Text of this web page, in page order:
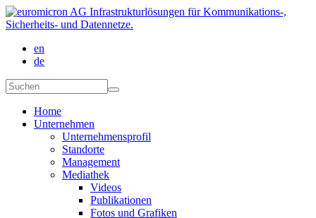
Direkt zum Inhalt
en
de
Home
Unternehmen
Unternehmensprofil
Standorte
Management
Mediathek
Videos
Publikationen
Fotos und Grafiken